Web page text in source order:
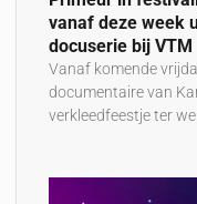
vanaf deze week
docuserie bij VTM
Vanaf komende
documentaire van
verkleedfeestje ter